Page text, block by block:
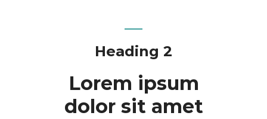
Heading 2
Lorem ipsum
dolor sit amet